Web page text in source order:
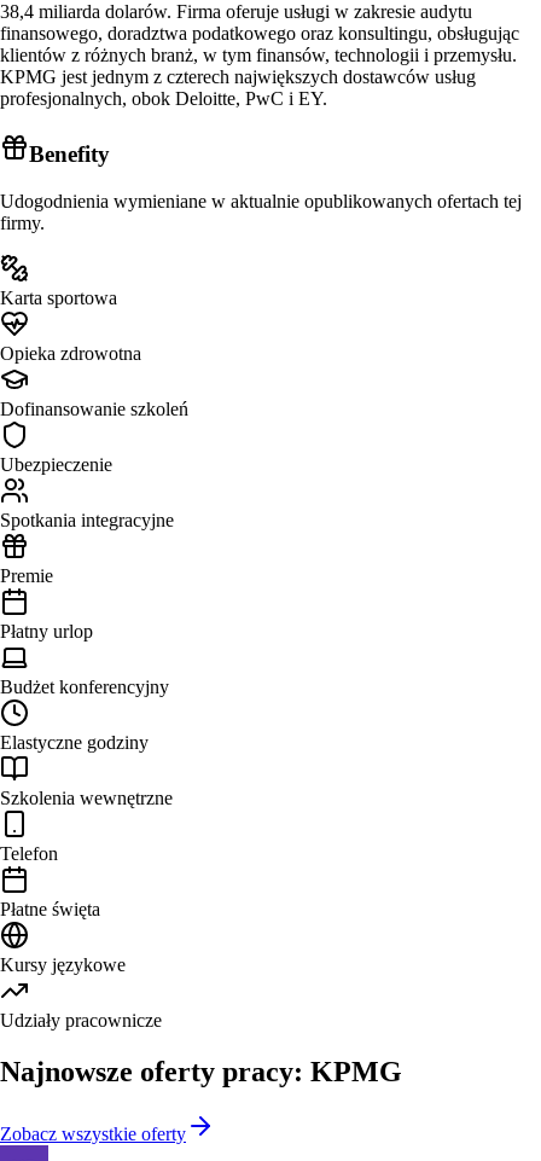
38,4 miliarda dolarów. Firma oferuje usługi w zakresie audytu
finansowego, doradztwa podatkowego oraz konsultingu, obsługując
klientów z różnych branż, w tym finansów, technologii i przemysłu.
KPMG jest jednym z czterech największych dostawców usług
profesjonalnych, obok Deloitte, PwC i EY.
Benefity
Udogodnienia wymieniane w aktualnie opublikowanych ofertach tej
firmy.
Karta sportowa
Opieka zdrowotna
Dofinansowanie szkoleń
Ubezpieczenie
Spotkania integracyjne
Premie
Płatny urlop
Budżet konferencyjny
Elastyczne godziny
Szkolenia wewnętrzne
Telefon
Płatne święta
Kursy językowe
Udziały pracownicze
Najnowsze oferty pracy: KPMG
Zobacz wszystkie oferty